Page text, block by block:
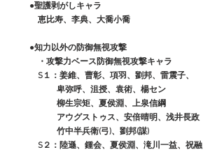
●聖護剥がしキャラ
恵比寿、李典、大喬小喬
●知力以外の防御無視攻撃
・攻撃力ベース防御無視攻撃キャラ
S１：姜維、曹彰、項羽、劉邦、雷震子、
卑弥呼、沮授、袁術、楊セン
柳生宗矩、夏侯淵、上泉信綱
アウグストゥス、安倍晴明、浅井長政
竹中半兵衛(弓)、劉邦(謀)
S２：陸遜、鍾会、夏侯淵、滝川一益、祝融